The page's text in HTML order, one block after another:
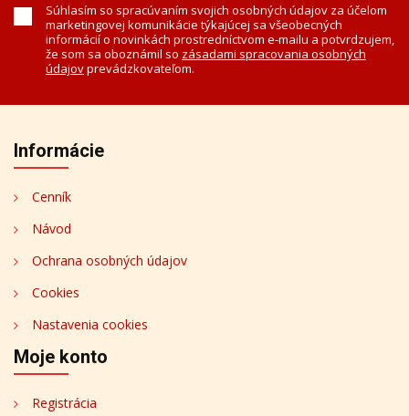
Súhlasím so spracúvaním svojich osobných údajov za účelom
marketingovej komunikácie týkajúcej sa všeobecných
informácií o novinkách prostredníctvom e-mailu a potvrdzujem,
že som sa oboznámil so zásadami spracovania osobných
údajovprevádzkovateľom.
Informácie
Cenník
Návod
Ochrana osobných údajov
Cookies
Nastavenia cookies
Moje konto
Registrácia